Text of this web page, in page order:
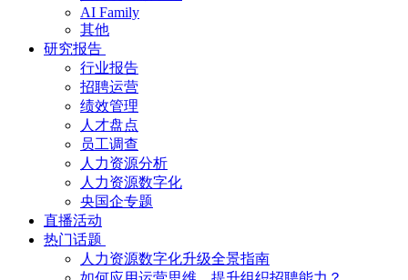
AI Family
其他
研究报告
行业报告
招聘运营
绩效管理
人才盘点
员工调查
人力资源分析
人力资源数字化
央国企专题
直播活动
热门话题
人力资源数字化升级全景指南